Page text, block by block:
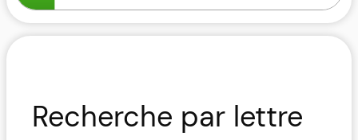
Recherche par lettre